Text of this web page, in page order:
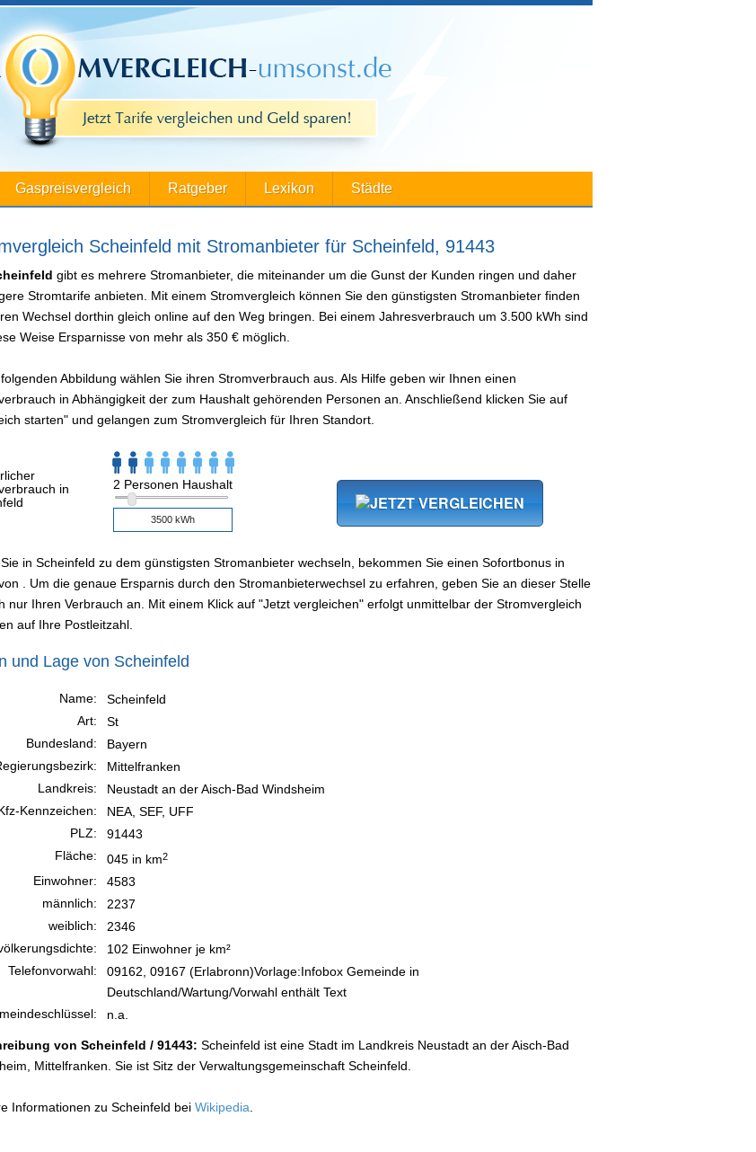
Gaspreisvergleich Ratgeber Lexikon Städte
Scheinfeld mit Stromanbieter für Scheinfeld, 91443
gibt es mehrere Stromanbieter, die miteinander um die Gunst der Kunden ringen und daher
Stromtarife anbieten. Mit einem Stromvergleich können Sie den günstigsten Stromanbieter finden
Wechsel dorthin gleich online auf den Weg bringen. Bei einem Jahresverbrauch um 3.500 kWh sind
Weise Ersparnisse von mehr als 350 € möglich.
Abbildung wählen Sie ihren Stromverbrauch aus. Als Hilfe geben wir Ihnen einen
in Abhängigkeit der zum Haushalt gehörenden Personen an. Anschließend klicken Sie auf
starten" und gelangen zum Stromvergleich für Ihren Standort.
in
2 Personen Haushalt
in Scheinfeld zu dem günstigsten Stromanbieter wechseln, bekommen Sie einen Sofortbonus in
. Um die genaue Ersparnis durch den Stromanbieterwechsel zu erfahren, geben Sie an dieser Stelle
nur Ihren Verbrauch an. Mit einem Klick auf "Jetzt vergleichen" erfolgt unmittelbar der Stromvergleich
auf Ihre Postleitzahl.
und Lage von Scheinfeld
Name:
Scheinfeld
Art:
St
Bundesland:
Bayern
Mittelfranken
Landkreis:
Neustadt an der Aisch-Bad Windsheim
Kennzeichen:
NEA, SEF, UFF
PLZ:
91443
Fläche:
045 in km2
Einwohner:
4583
männlich:
2237
weiblich:
2346
102 Einwohner je km²
Telefonvorwahl:
09162, 09167 (Erlabronn)Vorlage:Infobox Gemeinde in
Deutschland/Wartung/Vorwahl enthält Text
n.a.
von Scheinfeld / 91443: Scheinfeld ist eine Stadt im Landkreis Neustadt an der Aisch-Bad
Mittelfranken. Sie ist Sitz der Verwaltungsgemeinschaft Scheinfeld.
Informationen zu Scheinfeld bei Wikipedia